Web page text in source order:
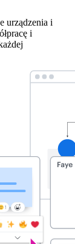
urządzenia i
i